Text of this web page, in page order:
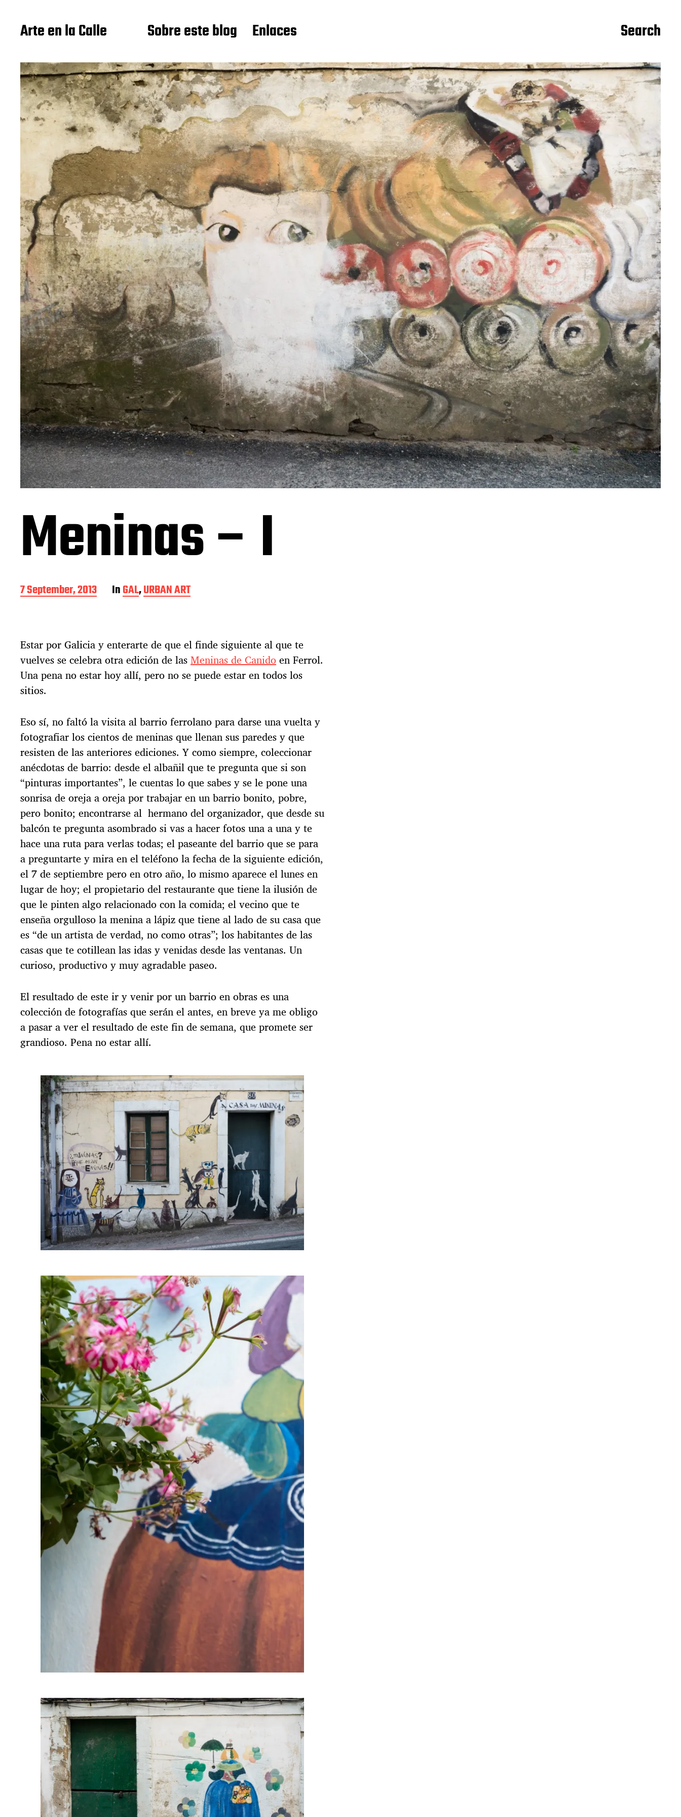
Arte en la Calle Sobre este blog Enlaces Search
Meninas – I
P
o
a
t
e
7 September, 2013 InGAL,URBAN ART
Estar por Galicia y enterarte de que el finde siguiente al que te
vuelves se celebra otra edición de lasMeninas de Canidoen Ferrol.
Una pena no estar hoy allí, pero no se puede estar en todos los
sitios.
Eso sí, no faltó la visita al barrio ferrolano para darse una vuelta y
fotografiar los cientos de meninas que llenan sus paredes y que
resisten de las anteriores ediciones. Y como siempre, coleccionar
anécdotas de barrio: desde el albañil que te pregunta que si son
“pinturas importantes”, le cuentas lo que sabes y se le pone una
sonrisa de oreja a oreja por trabajar en un barrio bonito, pobre,
pero bonito; encontrarse al hermano del organizador, que desde su
balcón te pregunta asombrado si vas a hacer fotos una a una y te
hace una ruta para verlas todas; el paseante del barrio que se para
a preguntarte y mira en el teléfono la fecha de la siguiente edición,
el 7 de septiembre pero en otro año, lo mismo aparece el lunes en
lugar de hoy; el propietario del restaurante que tiene la ilusión de
que le pinten algo relacionado con la comida; el vecino que te
enseña orgulloso la menina a lápiz que tiene al lado de su casa que
es “de un artista de verdad, no como otras”; los habitantes de las
casas que te cotillean las idas y venidas desde las ventanas. Un
curioso, productivo y muy agradable paseo.
El resultado de este ir y venir por un barrio en obras es una
colección de fotografías que serán el antes, en breve ya me obligo
a pasar a ver el resultado de este fin de semana, que promete ser
grandioso. Pena no estar allí.